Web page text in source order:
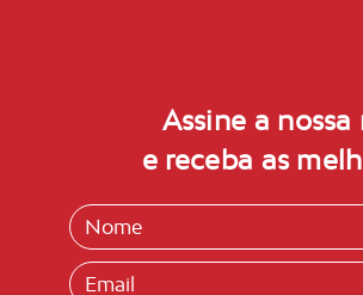
Assine a
e receba as